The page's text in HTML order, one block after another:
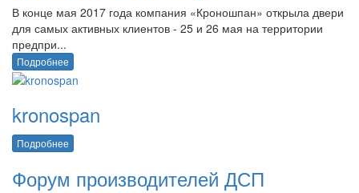
В конце мая 2017 года компания «Кроношпан» открыла двери
для самых активных клиентов - 25 и 26 мая на территории
предпри...
Подробнее
kronospan
Подробнее
Форум производителей ДСП